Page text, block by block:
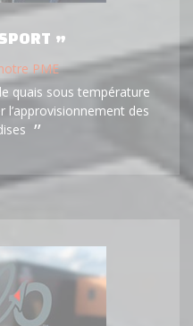
PME
quais sous température
l’approvisionnement des